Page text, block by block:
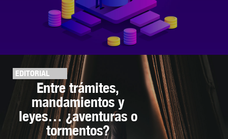
EDITORIAL
Entre trámites,
mandamientos y
leyes… ¿aventuras o
tormentos?